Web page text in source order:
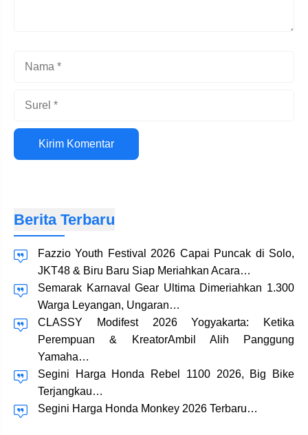
Situs
web
Berita Terbaru
Fazzio Youth Festival 2026 Capai Puncak di Solo,
JKT48 & Biru Baru Siap Meriahkan Acara…
Semarak Karnaval Gear Ultima Dimeriahkan 1.300
Warga Leyangan, Ungaran…
CLASSY Modifest 2026 Yogyakarta: Ketika
Perempuan & KreatorAmbil Alih Panggung
Yamaha…
Segini Harga Honda Rebel 1100 2026, Big Bike
Terjangkau…
Segini Harga Honda Monkey 2026 Terbaru…